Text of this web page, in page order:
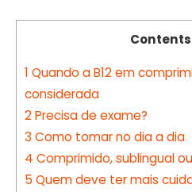
Contents
1 Quando a B12 em
considerada
2Precisa de exame?
3 Como tomar no dia a dia
4 Comprimido, sublingual
5 Quem deve ter mais